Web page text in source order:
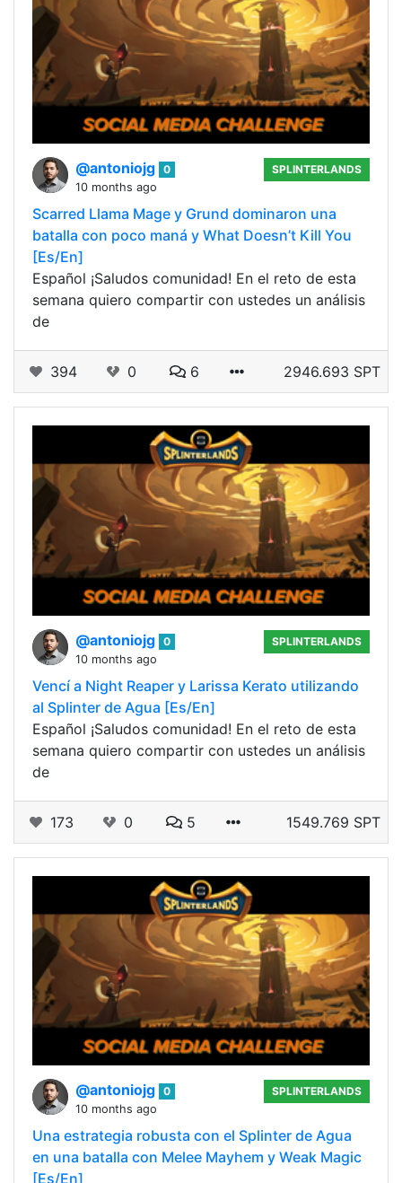
@antoniojg 0
10 months ago
SPLINTERLANDS
Scarred Llama Mage y Grund dominaron una
batalla con poco maná y What Doesn’t Kill You
[Es/En]
Español ¡Saludos comunidad! En el reto de esta
semana quiero compartir con ustedes un análisis
de
394 0 6 2946.693 SPT
@antoniojg 0
10 months ago
SPLINTERLANDS
Vencí a Night Reaper y Larissa Kerato utilizando
al Splinter de Agua [Es/En]
Español ¡Saludos comunidad! En el reto de esta
semana quiero compartir con ustedes un análisis
de
173 0 5 1549.769 SPT
@antoniojg 0
10 months ago
SPLINTERLANDS
Una estrategia robusta con el Splinter de Agua
en una batalla con Melee Mayhem y Weak Magic
[Es/En]